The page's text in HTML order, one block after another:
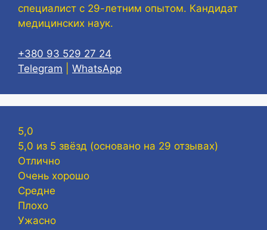
специалист с 29-летним опытом. Кандидат
медицинских наук.
+380 93 529 27 24
Telegram
WhatsApp
5,0
5,0 из 5 звёзд (основано на 29 отзывах)
Отлично
Очень хорошо
Средне
Плохо
Ужасно